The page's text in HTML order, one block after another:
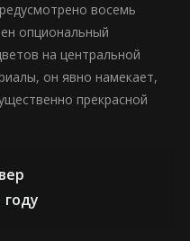
восемь
опциональный
на центральной
он явно намекает,
прекрасной
году